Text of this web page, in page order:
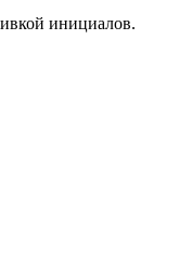
инициалов.